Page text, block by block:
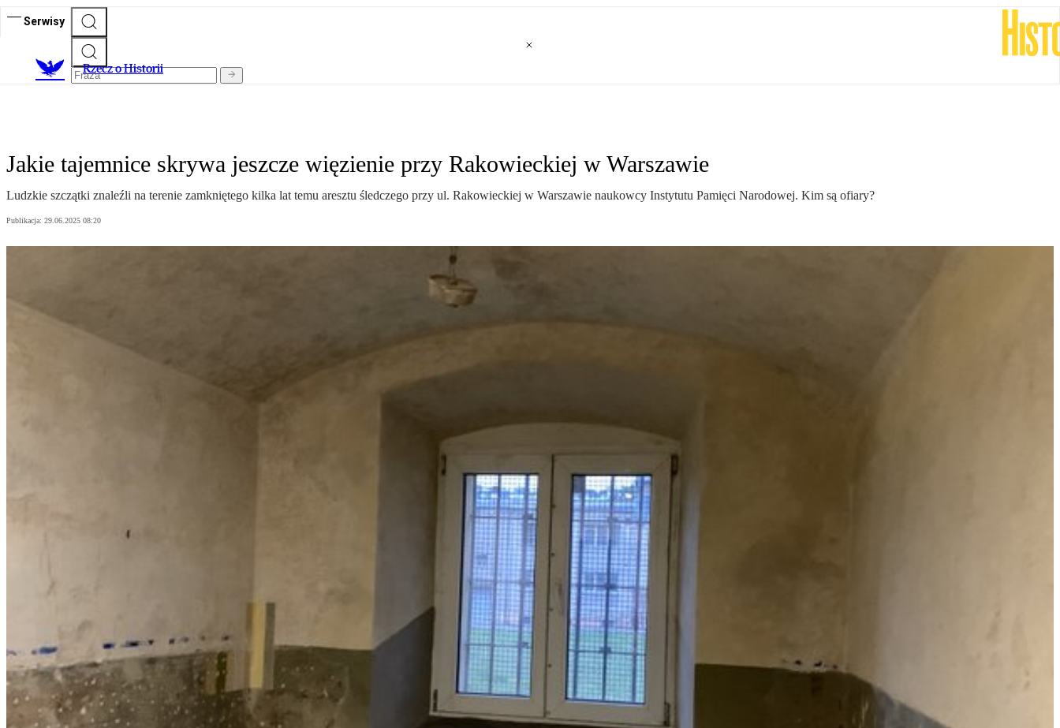
Serwisy
Rzecz o Historii
Jakie tajemnice skrywa jeszcze więzienie przy Rakowieckiej w Warszawie
Ludzkie szczątki znaleźli na terenie zamkniętego kilka lat temu aresztu śledczego przy ul. Rakowieckiej w Warszawie naukowcy Instytutu Pamięci Narodowej. Kim są ofiary?
Publikacja: 29.06.2025 08:20